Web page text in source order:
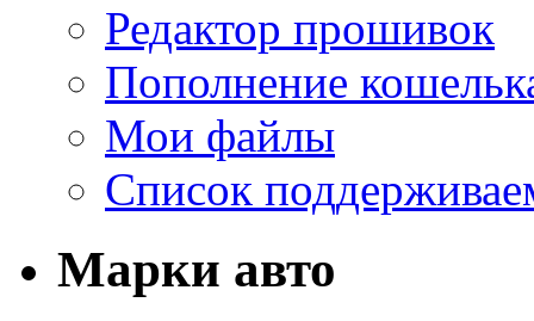
Редактор прошивок
Пополнение
Мои файлы
Список
Марки авто